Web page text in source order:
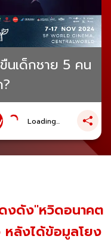
เด็กชาย 5 คน
Loading...
งดัง"หวิดอนาคต
หลังได้ข้อมูลโยง